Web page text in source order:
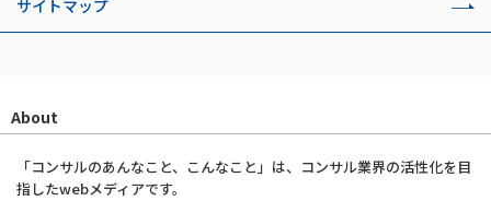
サイトマップ
About
「コンサルのあんなこと、こんなこと」は、コンサル業界の活性化を目
指したwebメディアです。